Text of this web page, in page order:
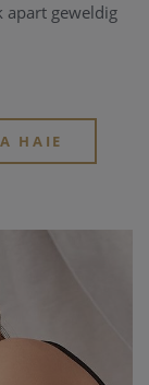
apart geweldig
chic.
HAIE